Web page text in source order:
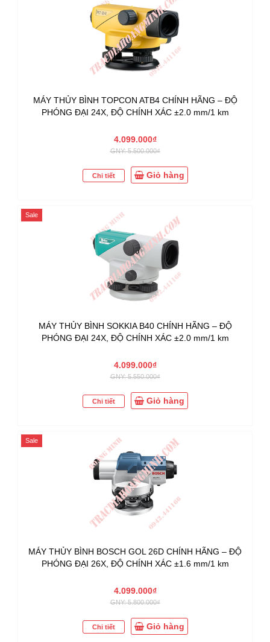
MÁY THỦY BÌNH TOPCON ATB4 CHÍNH HÃNG – ĐỘ
PHÓNG ĐẠI 24X, ĐỘ CHÍNH XÁC ±2.0 mm/1 km
4.099.000₫
GNY: 5.500.000₫
Chi tiết Giỏ hàng
Sale
MÁY THỦY BÌNH SOKKIA B40 CHÍNH HÃNG – ĐỘ
PHÓNG ĐẠI 24X, ĐỘ CHÍNH XÁC ±2.0 mm/1 km
4.099.000₫
GNY: 5.550.000₫
Chi tiết Giỏ hàng
Sale
MÁY THỦY BÌNH BOSCH GOL 26D CHÍNH HÃNG – ĐỘ
PHÓNG ĐẠI 26X, ĐỘ CHÍNH XÁC ±1.6 mm/1 km
4.099.000₫
GNY: 5.800.000₫
Chi tiết Giỏ hàng